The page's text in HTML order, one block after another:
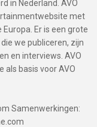
in Nederland. AVO
met
Er is een grote
we publiceren, zijn
en interviews. AVO
als basis voor AVO
Samenwerkingen: